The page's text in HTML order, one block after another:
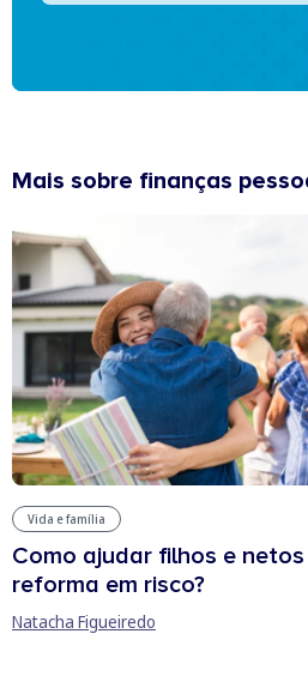
Mais sobre finanças
Vida e família
Como ajudar filhos e
reforma em risco?
Natacha Figueiredo